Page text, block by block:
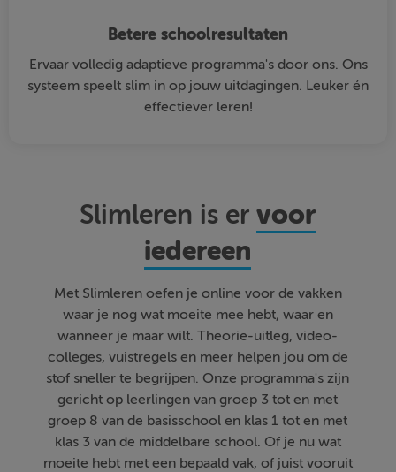
Betere schoolresultaten
Ervaar volledig adaptieve programma's door ons. Ons
systeem speelt slim in op jouw uitdagingen. Leuker én
effectiever leren!
Slimleren is ervoor
iedereen
Met Slimleren oefen je online voor de vakken
waar je nog wat moeite mee hebt, waar en
wanneer je maar wilt. Theorie-uitleg, video-
colleges, vuistregels en meer helpen jou om de
stof sneller te begrijpen. Onze programma's zijn
gericht op leerlingen van groep 3 tot en met
groep 8 van de basisschool en klas 1 tot en met
klas 3 van de middelbare school. Of je nu wat
moeite hebt met een bepaald vak, of juist vooruit